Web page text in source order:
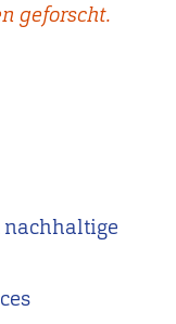
geforscht.
nachhaltige